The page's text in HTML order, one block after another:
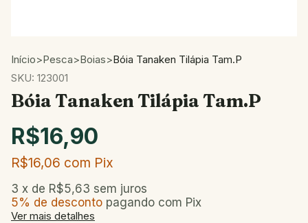
Início>Pesca>Boias>Bóia Tanaken Tilápia Tam.P
SKU: 123001
Bóia Tanaken Tilápia Tam.P
R$16,90
R$16,06 com Pix
3 x de R$5,63 sem juros
5% de desconto pagando com Pix
Ver mais detalhes